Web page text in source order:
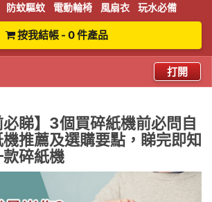
防蚊驅蚊 電動輪椅 風扇衣 玩水必備
按我結帳 - 0 件產品
打開
必睇】3個買碎紙機前必問自
推薦及選購要點，睇完即知
碎紙機